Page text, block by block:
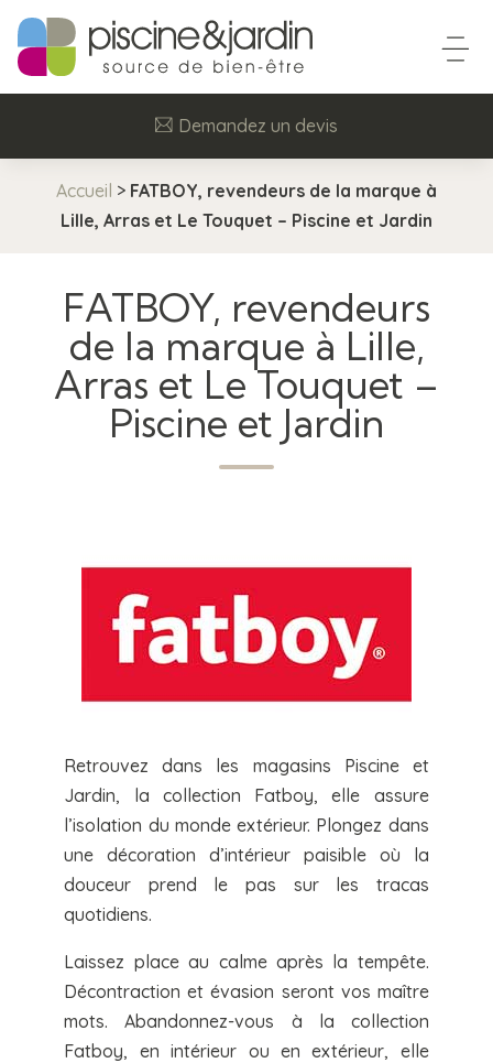
Demandez un devis
Accueil > FATBOY, revendeurs de la marque à
Lille, Arras et Le Touquet – Piscine et Jardin
FATBOY, revendeurs
de la marque à Lille,
Arras et Le Touquet –
Piscine et Jardin
Retrouvez dans les magasins Piscine et
Jardin, la collection Fatboy, elle assure
l’isolation du monde extérieur. Plongez dans
une décoration d’intérieur paisible où la
douceur prend le pas sur les tracas
quotidiens.
Laissez place au calme après la tempête.
Décontraction et évasion seront vos maître
mots. Abandonnez-vous à la collection
Fatboy, en intérieur ou en extérieur, elle